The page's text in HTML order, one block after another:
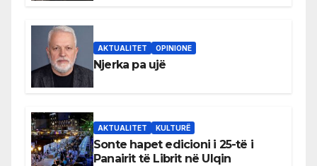
AKTUALITET OPINIONE
Njerka pa ujë
AKTUALITET KULTURË
Sonte hapet edicioni i 25-të i
Panairit të Librit në Ulqin